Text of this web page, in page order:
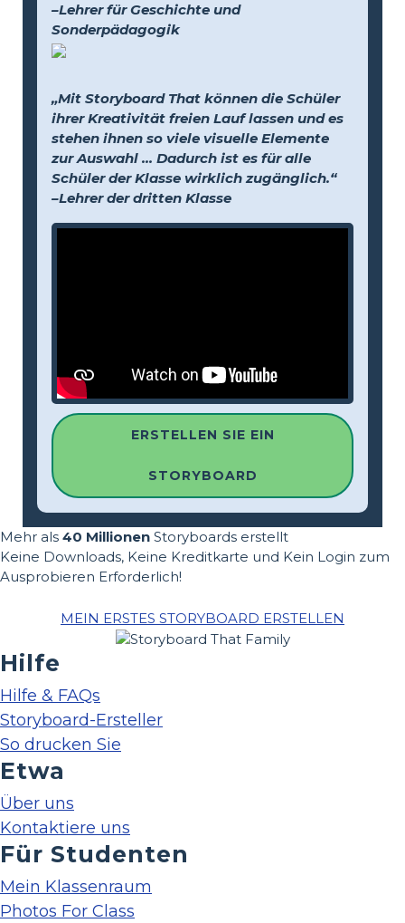
–Lehrer für Geschichte und
Sonderpädagogik
„Mit Storyboard That können die Schüler
ihrer Kreativität freien Lauf lassen und es
stehen ihnen so viele visuelle Elemente
zur Auswahl … Dadurch ist es für alle
Schüler der Klasse wirklich zugänglich.“
–Lehrer der dritten Klasse
ERSTELLEN SIE EIN
STORYBOARD
Mehr als 40 Millionen Storyboards erstellt
Keine Downloads, Keine Kreditkarte und Kein Login zum
Ausprobieren Erforderlich!
MEIN ERSTES STORYBOARD ERSTELLEN
Hilfe
Hilfe & FAQs
Storyboard-Ersteller
So drucken Sie
Etwa
Über uns
Kontaktiere uns
Für Studenten
Mein Klassenraum
Photos For Class